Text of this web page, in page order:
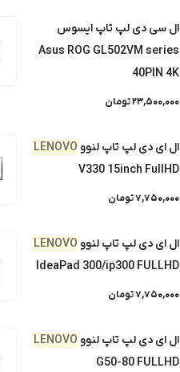
ال سی دی لپ تاپ ایسوس
Asus ROG GL502VM series
40PIN 4K
23,500,000 تومان
ال ای دی لپ تاپ لنوو LENOVO
V330 15inch FullHD
7,750,000 تومان
ال ای دی لپ تاپ لنوو LENOVO
IdeaPad 300/ip300 FULLHD
7,750,000 تومان
ال ای دی لپ تاپ لنوو LENOVO
G50-80 FULLHD
عضویت
دسترسی سریع
اخبار و مقالات
راهنمای باتری لپ تاپ